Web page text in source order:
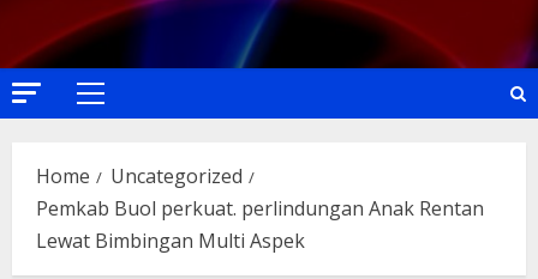
Primary
Home
Uncategorized
Pemkab Buol perkuat. perlindungan Anak Rentan
Lewat Bimbingan Multi Aspek